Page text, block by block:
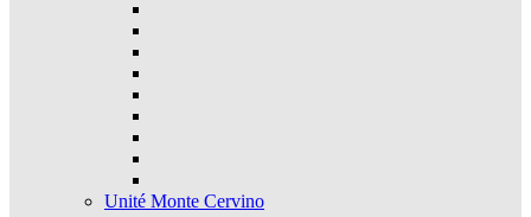
Unité Monte Cervino